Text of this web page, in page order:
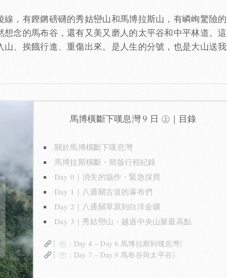
，有鏗鏘磅礴的秀姑巒山和馬博拉斯山，有嶙峋驚險的
念的馬布谷，還有又美又磨人的太平谷和中平林道。這
、挨餓行進、重傷出來。是人生的分號，也是大山送我
馬博橫斷下嘆息灣 9 日 ㊤｜目錄
關於馬博橫斷下嘆息灣
馬博拉斯橫斷・簡版行程紀錄
Day 0｜消失的協作・緊急採買
Day 1｜八通關古道的瀑布們
Day 2｜八通關草原到白洋金礦
Day 3｜秀姑巒山・越過中央山脈最高點
〖㊥：Day 4 – Day 6 馬博拉斯到嘆息灣〗
〖㊦：Day 7 – Day 9 馬布谷與太平谷〗